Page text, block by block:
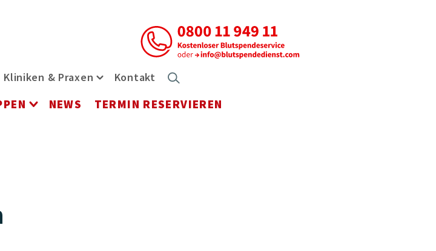
Kliniken & Praxen
Kontakt
NEWS TERMIN RESERVIEREN